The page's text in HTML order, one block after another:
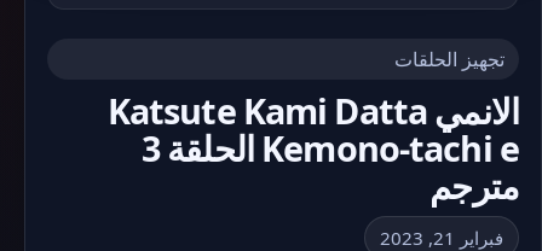
تجهيز الحلقات
الانمي Katsute Kami Datta
Kemono-tachi e الحلقة 3
مترجم
فبراير 21, 2023